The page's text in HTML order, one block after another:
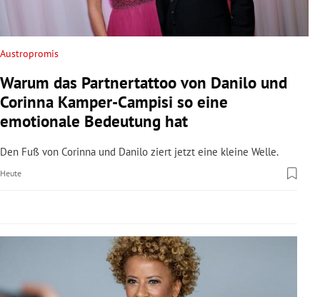
Untermenü
Untermenü
Untermenü
Untermenü
Untermenü
Austropromis
Warum das Partnertattoo von Danilo und
Corinna Kamper-Campisi so eine
emotionale Bedeutung hat
Den Fuß von Corinna und Danilo ziert jetzt eine kleine Welle.
Heute